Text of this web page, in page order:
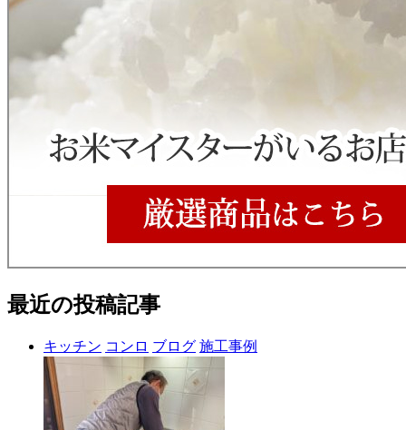
最近の投稿記事
キッチン コンロ ブログ 施工事例